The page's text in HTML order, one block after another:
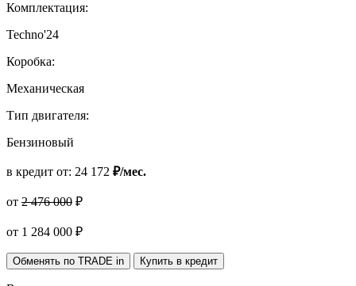
Комплектация:
Techno'24
Коробка:
Механическая
Тип двигателя:
Бензиновый
в кредит от: 24 172 ₽/мес.
от 2 476 000 ₽
от 1 284 000 ₽
Обменять по TRADE in Купить в кредит